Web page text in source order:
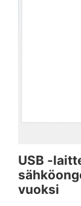
USB -
vuoksi